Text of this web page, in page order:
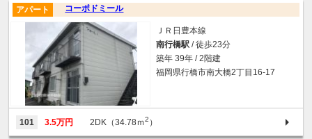
コーポドミール
アパート
ＪＲ日豊本線
南行橋駅 / 徒歩23分
築年 39年 / 2階建
福岡県行橋市南大橋2丁目16-17
101 3.5万円 2DK（34.78ｍ2 ）